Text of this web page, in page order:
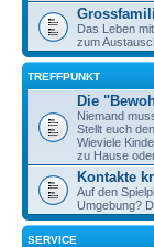
Das Leben
zum
TREFFPUNKT
Die
Niemand
Stellt euch
Wieviele
zu Hause
Kontakte
Auf den
Umgebung?
SERVICE